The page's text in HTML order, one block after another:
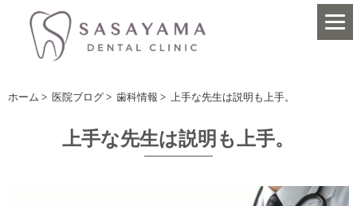
ホーム > 医院ブログ > 歯科情報 > 上手な先生は説明も上手。
上手な先生は説明も上手。